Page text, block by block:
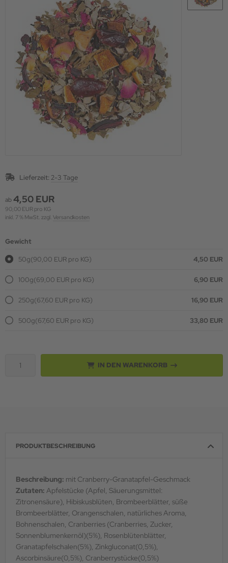
Lieferzeit: 2-3 Tage
ab4,50 EUR
90,00 EUR pro KG
inkl. 7 % MwSt. zzgl. Versandkosten
Gewicht
50g(90,00 EUR pro KG) 4,50 EUR
100g(69,00 EUR pro KG) 6,90 EUR
250g(67,60 EUR pro KG) 16,90 EUR
500g(67,60 EUR pro KG) 33,80 EUR
IN DEN WARENKORB
PRODUKTBESCHREIBUNG
Beschreibung: mit Cranberry-Granatapfel-Geschmack
Zutaten: Apfelstücke (Apfel, Säuerungsmittel:
Zitronensäure), Hibiskusblüten, Brombeerblätter, süße
Brombeerblätter, Orangenschalen, natürliches Aroma,
Bohnenschalen, Cranberries (Cranberries, Zucker,
Sonnenblumenkernöl)(5%), Rosenblütenblätter,
Granatapfelschalen(5%), Zinkgluconat(0,5%),
Ascorbinsäure(0,5%), Cranberrystücke(0,5%)